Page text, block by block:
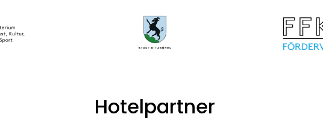
Hotelpartner